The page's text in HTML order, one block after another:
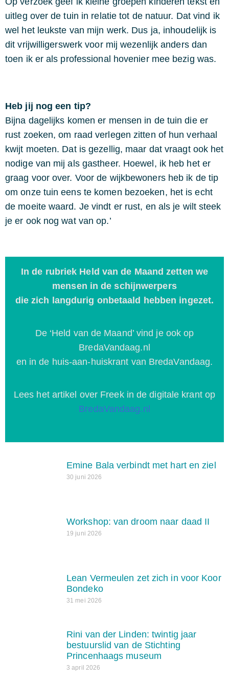
uitleg over de tuin in relatie tot de natuur. Dat vind ik
wel het leukste van mijn werk. Dus ja, inhoudelijk is
dit vrijwilligerswerk voor mij wezenlijk anders dan
toen ik er als professional hovenier mee bezig was.
Heb jij nog een tip?
Bijna dagelijks komen er mensen in de tuin die er
rust zoeken, om raad verlegen zitten of hun verhaal
kwijt moeten. Dat is gezellig, maar dat vraagt ook het
nodige van mij als gastheer. Hoewel, ik heb het er
graag voor over. Voor de wijkbewoners heb ik de tip
om onze tuin eens te komen bezoeken, het is echt
de moeite waard. Je vindt er rust, en als je wilt steek
je er ook nog wat van op.’
In de rubriek Held van de Maand zetten we
mensen in de schijnwerpers
die zich langdurig onbetaald hebben ingezet.
De ‘Held van de Maand’ vind je ook op
BredaVandaag.nl
en in de huis-aan-huiskrant van BredaVandaag.
Lees het artikel over Freek in de digitale krant op
BredaVandaag.nl
Emine Bala verbindt met hart en ziel
30 juni 2026
Workshop: van droom naar daad II
19 juni 2026
Lean Vermeulen zet zich in voor Koor
Bondeko
31 mei 2026
Rini van der Linden: twintig jaar
bestuurslid van de Stichting
Princenhaags museum
3 april 2026